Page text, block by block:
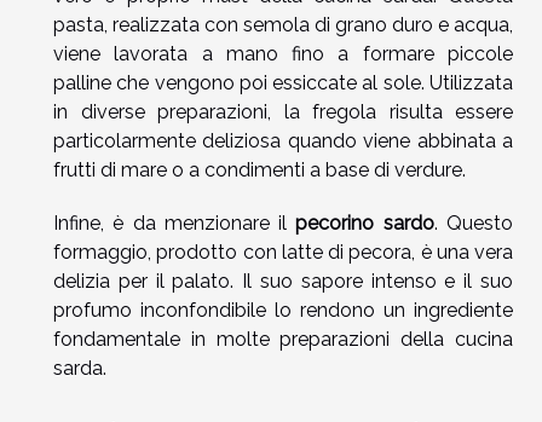
pasta, realizzata con semola di grano duro e acqua,
viene lavorata a mano fino a formare piccole
palline che vengono poi essiccate al sole. Utilizzata
in diverse preparazioni, la fregola risulta essere
particolarmente deliziosa quando viene abbinata a
frutti di mare o a condimenti a base di verdure.
Infine, è da menzionare ilpecorino sardo. Questo
formaggio, prodotto con latte di pecora, è una vera
delizia per il palato. Il suo sapore intenso e il suo
profumo inconfondibile lo rendono un ingrediente
fondamentale in molte preparazioni della cucina
sarda.